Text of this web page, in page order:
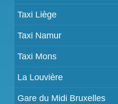
Taxi Liège
Taxi Namur
Taxi Mons
La Louvière
Gare du Midi Bruxelles